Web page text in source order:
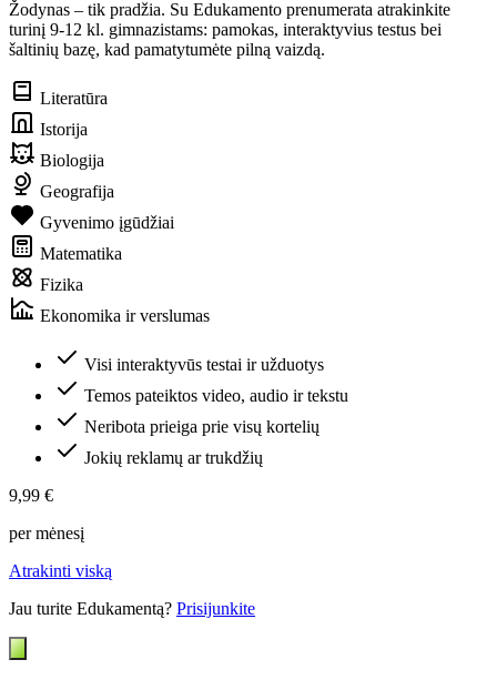
Žodynas – tik pradžia. Su Edukamento prenumerata atrakinkite
turinį 9-12 kl. gimnazistams: pamokas, interaktyvius testus bei
šaltinių bazę, kad pamatytumėte pilną vaizdą.
Literatūra
Istorija
Biologija
Geografija
Gyvenimo įgūdžiai
Matematika
Fizika
Ekonomika ir verslumas
Visi interaktyvūs testai ir užduotys
Temos pateiktos video, audio ir tekstu
Neribota prieiga prie visų kortelių
Jokių reklamų ar trukdžių
9,99 €
per mėnesį
Atrakinti viską
Jau turite Edukamentą? Prisijunkite